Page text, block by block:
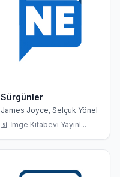
Sürgünler
James Joyce, Selçuk Yönel
İmge Kitabevi Yayınl...